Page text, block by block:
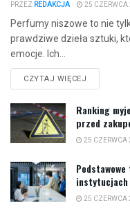
PRZEZ REDAKCJA 25 CZERWCA
Perfumy niszowe to nie
prawdziwe dzieła sztuki,
emocje. Ich...
CZYTAJ WIĘCEJ
Ranking
przed
25 CZERWCA
instytucjach
25 CZERWCA